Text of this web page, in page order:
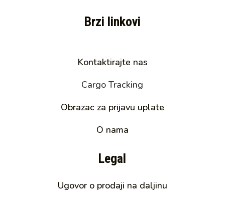
Brzi linkovi
Kontaktirajte nas
Cargo Tracking
Obrazac za prijavu uplate
O nama
Legal
Ugovor o prodaji na daljinu